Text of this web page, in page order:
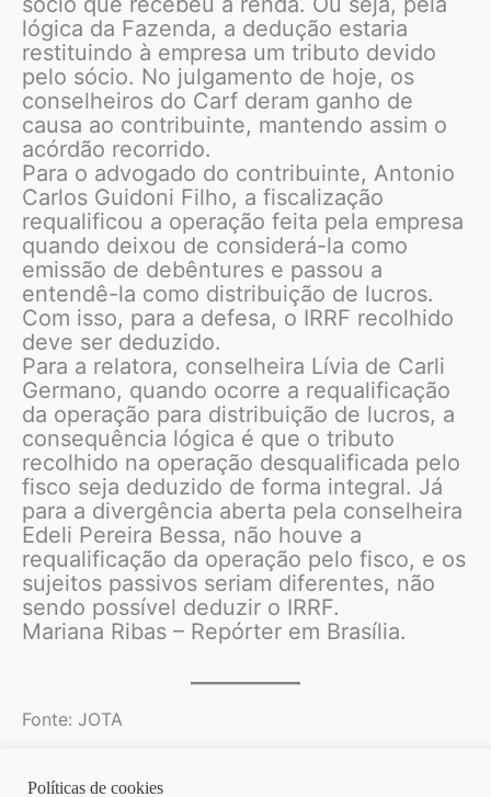
lógica da Fazenda, a dedução estaria
restituindo à empresa um tributo devido
pelo sócio. No julgamento de hoje, os
conselheiros do Carf deram ganho de
causa ao contribuinte, mantendo assim o
acórdão recorrido.
Para o advogado do contribuinte, Antonio
Carlos Guidoni Filho, a fiscalização
requalificou a operação feita pela empresa
quando deixou de considerá-la como
emissão de debêntures e passou a
entendê-la como distribuição de lucros.
Com isso, para a defesa, o IRRF recolhido
deve ser deduzido.
Para a relatora, conselheira Lívia de Carli
Germano, quando ocorre a requalificação
da operação para distribuição de lucros, a
consequência lógica é que o tributo
recolhido na operação desqualificada pelo
fisco seja deduzido de forma integral. Já
para a divergência aberta pela conselheira
Edeli Pereira Bessa, não houve a
requalificação da operação pelo fisco, e os
sujeitos passivos seriam diferentes, não
sendo possível deduzir o IRRF.
Mariana Ribas – Repórter em Brasília.
Fonte: JOTA
Políticas de cookies